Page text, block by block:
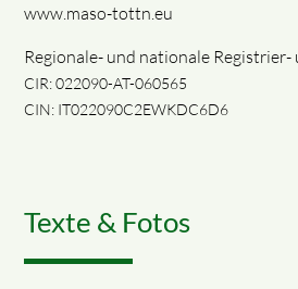
www.maso-tottn.eu
Regionale- und nationale
CIR: 022090-AT-060565
CIN: IT022090C2EWKDC6D6
Texte & Fotos